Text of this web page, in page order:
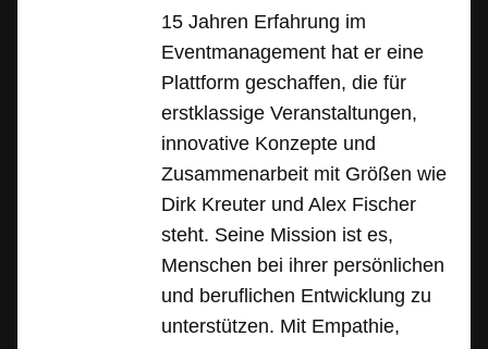
15 Jahren Erfahrung im
Eventmanagement hat er eine
Plattform geschaffen, die für
erstklassige Veranstaltungen,
innovative Konzepte und
Zusammenarbeit mit Größen wie
Dirk Kreuter und Alex Fischer
steht. Seine Mission ist es,
Menschen bei ihrer persönlichen
und beruflichen Entwicklung zu
unterstützen. Mit Empathie,